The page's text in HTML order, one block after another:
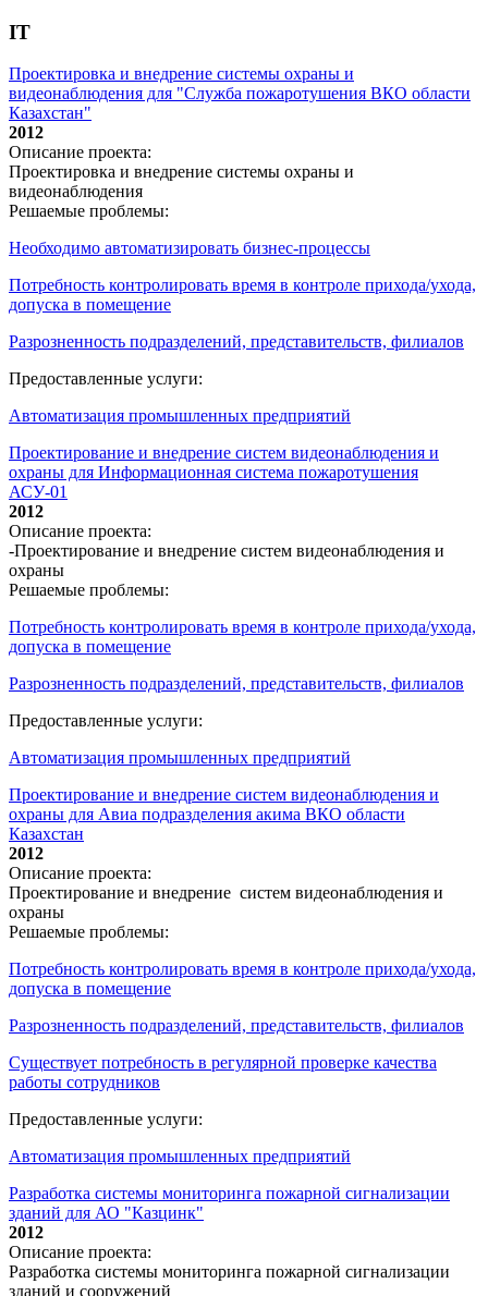
IT
Проектировка и внедрение системы охраны и
видеонаблюдения для "Служба пожаротушения ВКО области
Казахстан"
2012
Описание проекта:
Проектировка и внедрение системы охраны и
видеонаблюдения
Решаемые проблемы:
Необходимо автоматизировать бизнес-процессы
Потребность контролировать время в контроле прихода/ухода,
допуска в помещение
Разрозненность подразделений, представительств, филиалов
Предоставленные услуги:
Автоматизация промышленных предприятий
Проектирование и внедрение систем видеонаблюдения и
охраны для Информационная система пожаротушения
АСУ-01
2012
Описание проекта:
-Проектирование и внедрение систем видеонаблюдения и
охраны
Решаемые проблемы:
Потребность контролировать время в контроле прихода/ухода,
допуска в помещение
Разрозненность подразделений, представительств, филиалов
Предоставленные услуги:
Автоматизация промышленных предприятий
Проектирование и внедрение систем видеонаблюдения и
охраны для Авиа подразделения акима ВКО области
Казахстан
2012
Описание проекта:
Проектирование и внедрение систем видеонаблюдения и
охраны
Решаемые проблемы:
Потребность контролировать время в контроле прихода/ухода,
допуска в помещение
Разрозненность подразделений, представительств, филиалов
Существует потребность в регулярной проверке качества
работы сотрудников
Предоставленные услуги:
Автоматизация промышленных предприятий
Разработка системы мониторинга пожарной сигнализации
зданий для АО "Казцинк"
2012
Описание проекта:
Разработка системы мониторинга пожарной сигнализации
зданий и сооружений